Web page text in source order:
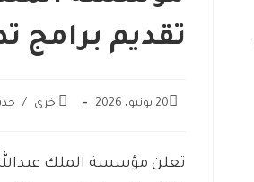
تقديم برامج
20 يونيو، 2026 اخرى /
تعلن مؤسسة الملك